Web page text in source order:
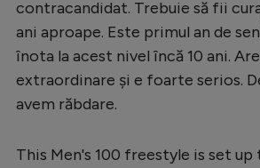
contracandidat. Trebuie să fii
ani aproape. Este primul an de
înota la acest nivel încă 10 ani.
extraordinare și e foarte serios.
avem răbdare.
This Men's 100 freestyle is set